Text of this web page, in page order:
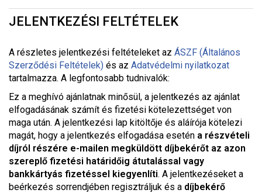
JELENTKEZÉSI FELTÉTELEK
A részletes jelentkezési feltételeket az ÁSZF (Általános
Szerződési Feltételek) és az Adatvédelmi nyilatkozat
tartalmazza. A legfontosabb tudnivalók:
Ez a meghívó ajánlatnak minősül, a jelentkezés az ajánlat
elfogadásának számít és fizetési kötelezettséget von
maga után. A jelentkezési lap kitöltője és aláírója kötelezi
magát, hogy a jelentkezés elfogadása esetén a részvételi
díjról részére e-mailen megküldött díjbekérőt az azon
szereplő fizetési határidőig átutalással vagy
bankkártyás fizetéssel kiegyenlíti. A jelentkezéseket a
beérkezés sorrendjében regisztráljuk és a díjbekérő